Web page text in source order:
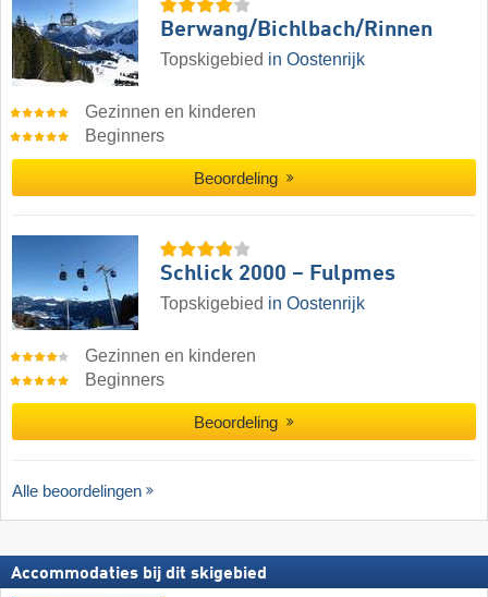
Berwang/​Bichlbach/​Rinnen
Topskigebied in Oostenrijk
Gezinnen en kinderen
Beginners
Beoordeling
Schlick 2000 – Fulpmes
Topskigebied in Oostenrijk
Gezinnen en kinderen
Beginners
Beoordeling
Alle beoordelingen
Accommodaties bij dit skigebied